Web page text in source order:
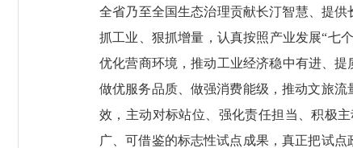
全省乃至全国生态治理贡献长汀智慧、提
抓工业、狠抓增量，认真按照产业发展“七
优化营商环境，推动工业经济稳中有进、
做优服务品质、做强消费能级，推动文旅
效，主动对标站位、强化责任担当、积极
广、可借鉴的标志性试点成果，真正把试